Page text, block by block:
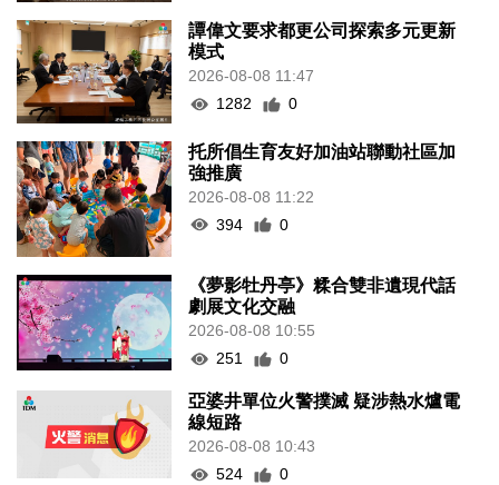
譚偉文要求都更公司探索多元更新
模式
2026-08-08 11:47
1282
0
托所倡生育友好加油站聯動社區加
強推廣
2026-08-08 11:22
394
0
《夢影牡丹亭》糅合雙非遺現代話
劇展文化交融
2026-08-08 10:55
251
0
亞婆井單位火警撲滅 疑涉熱水爐電
線短路
2026-08-08 10:43
524
0